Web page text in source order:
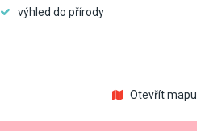
výhled do přírody
Otevřít mapu